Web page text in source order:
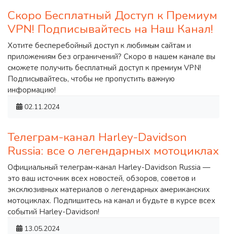
Скоро Бесплатный Доступ к Премиум
VPN! Подписывайтесь на Наш Канал!
Хотите бесперебойный доступ к любимым сайтам и
приложениям без ограничений? Скоро в нашем канале вы
сможете получить бесплатный доступ к премиум VPN!
Подписывайтесь, чтобы не пропустить важную
информацию!
02.11.2024
Телеграм-канал Harley-Davidson
Russia: все о легендарных мотоциклах
Официальный телеграм-канал Harley-Davidson Russia —
это ваш источник всех новостей, обзоров, советов и
эксклюзивных материалов о легендарных американских
мотоциклах. Подпишитесь на канал и будьте в курсе всех
событий Harley-Davidson!
13.05.2024